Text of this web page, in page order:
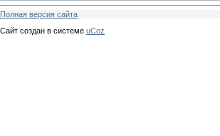
Полная версия сайта
Сайт создан в системе uCoz